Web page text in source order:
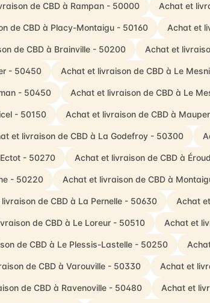
de CBD à Rampan - 50000 Achat et
de CBD à Placy-Montaigu - 50160 Achat et
de CBD à Brainville - 50200 Achat et
- 50450 Achat et livraison de CBD à Le
- 50450 Achat et livraison de CBD à Le
- 50150 Achat et livraison de CBD à
et livraison de CBD à La Godefroy - 50300
- 50270 Achat et livraison de CBD à
- 50220 Achat et livraison de CBD à
de CBD à La Pernelle - 50630 Achat
de CBD à Le Loreur - 50510 Achat et
de CBD à Le Plessis-Lastelle - 50250
de CBD à Varouville - 50330 Achat et
de CBD à Ravenoville - 50480 Achat et